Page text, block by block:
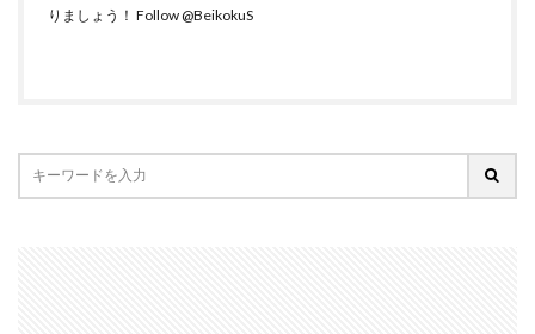
りましょう！ Follow @BeikokuS